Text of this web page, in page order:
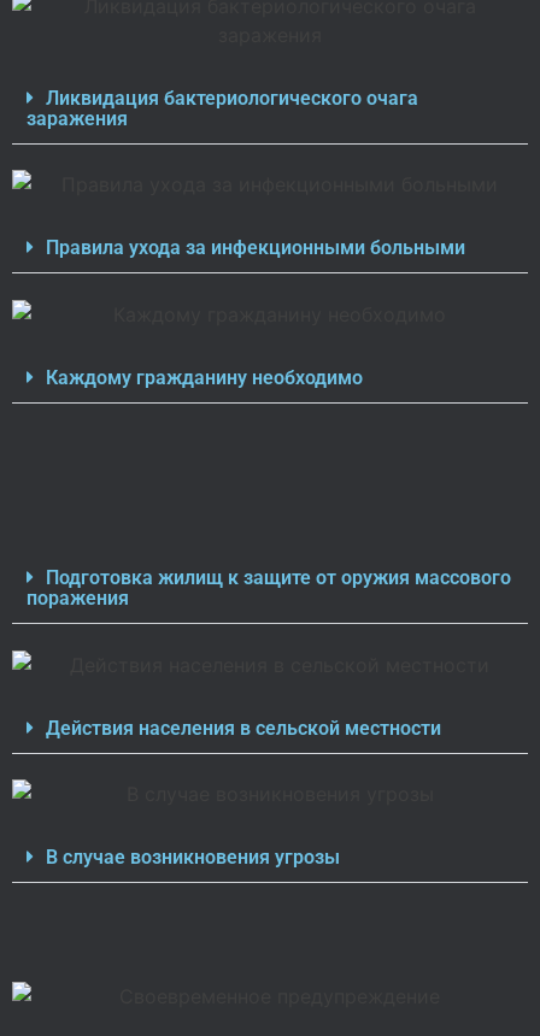
Ликвидация бактериологического очага
заражения
Правила ухода за инфекционными больными
Каждому гражданину необходимо
Подготовка жилищ к защите от оружия массового
поражения
Действия населения в сельской местности
В случае возникновения угрозы